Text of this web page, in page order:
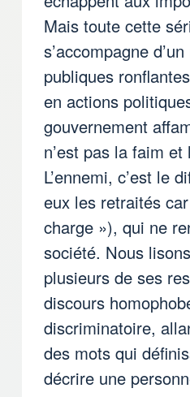
Mais toute cette
s’accompagne
publiques
en actions
gouvernement
n’est pas la faim
L’ennemi, c’est le
eux les retraités
charge »), qui ne
société. Nous
plusieurs de ses
discours
discriminatoire,
des mots qui
décrire une